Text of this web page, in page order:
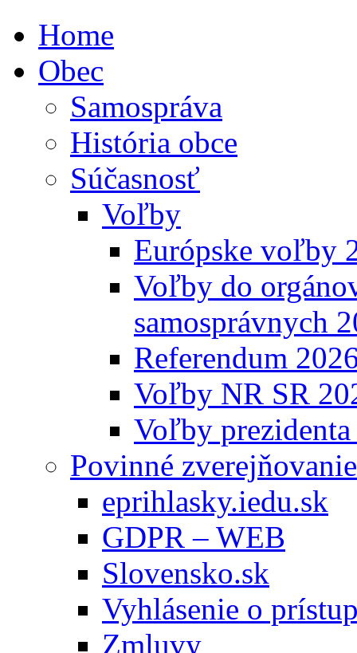
Home
Obec
Samospráva
História obce
Súčasnosť
Voľby
Európske voľby
Voľby do
samosprávnych
Referendum
Voľby NR SR
Voľby
Povinné zverejňovanie
eprihlasky.iedu.sk
GDPR – WEB
Slovensko.sk
Vyhlásenie o
Zmluvy